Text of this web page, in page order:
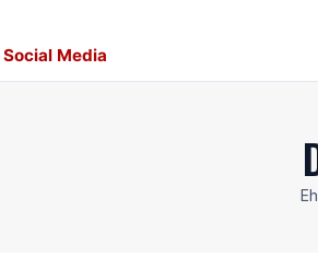
Social Media